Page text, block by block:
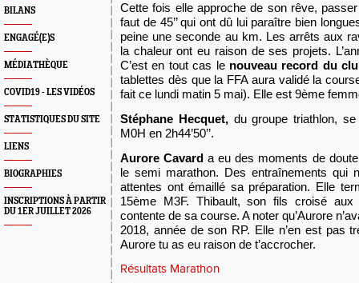
BILANS
ENGAGÉ(E)S
MÉDIATHÈQUE
COVID19 - LES VIDÉOS
STATISTIQUES DU SITE
LIENS
BIOGRAPHIES
INSCRIPTIONS À PARTIR
DU 1ER JUILLET 2026
Cette fois elle approche de son rêve,
faut de 45’’ qui ont dû lui paraître bien
peine une seconde au km. Les arrêts aux
la chaleur ont eu raison de ses projets.
C’est en tout cas le nouveau record du
tablettes dès que la FFA aura validé la
fait ce lundi matin 5 mai). Elle est 9ème
Stéphane Hecquet,dugroupe triathlon,
M0H en 2h44’50’’.
Aurore Cavarda eu des moments de
le semi marathon. Des entraînements qui
attentes ont émaillé sa préparation. Elle
15ème M3F. Thibault, son fils croisé aux
contente de sa course. A noter qu’Aurore
2018, année de son RP. Elle n’en est pas
Aurore tu as eu raison de t’accrocher.
Résultats Marathon